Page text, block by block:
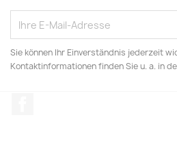
Sie können Ihr Einverständnis jederzeit
Kontaktinformationen finden Sie u. a. in